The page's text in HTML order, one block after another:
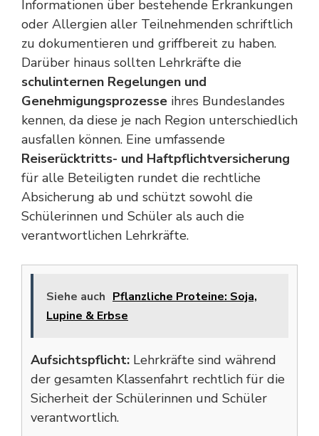
Informationen über bestehende Erkrankungen
oder Allergien aller Teilnehmenden schriftlich
zu dokumentieren und griffbereit zu haben.
Darüber hinaus sollten Lehrkräfte die
schulinternen Regelungen und
Genehmigungsprozesse ihres Bundeslandes
kennen, da diese je nach Region unterschiedlich
ausfallen können. Eine umfassende
Reiserücktritts- und Haftpflichtversicherung
für alle Beteiligten rundet die rechtliche
Absicherung ab und schützt sowohl die
Schülerinnen und Schüler als auch die
verantwortlichen Lehrkräfte.
Siehe auch Pflanzliche Proteine: Soja,
Lupine & Erbse
Aufsichtspflicht: Lehrkräfte sind während
der gesamten Klassenfahrt rechtlich für die
Sicherheit der Schülerinnen und Schüler
verantwortlich.